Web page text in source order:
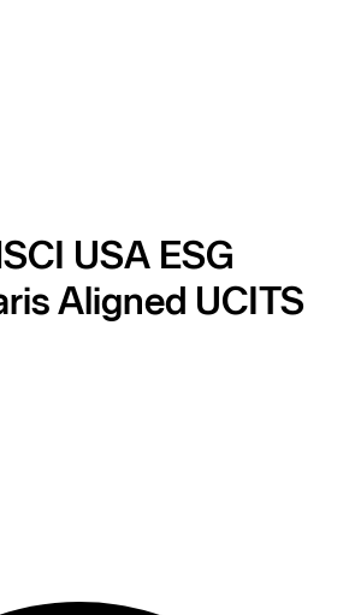
USA ESG
Aligned UCITS